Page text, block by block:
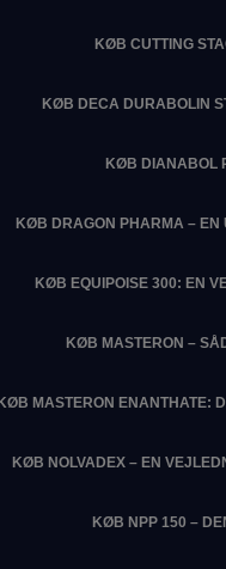
KØB CUTTING
KØB DECA DURABOLIN
KØB DIANABOL
KØB DRAGON PHARMA – EN
KØB EQUIPOISE 300: EN
KØB MASTERON –
MASTERON ENANTHATE:
KØB NOLVADEX – EN
KØB NPP 150 –